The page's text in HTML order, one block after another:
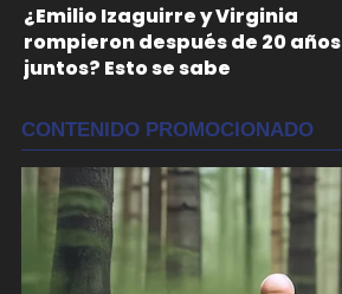
¿Emilio Izaguirre y Virginia
rompieron después de 20 años
juntos? Esto se sabe